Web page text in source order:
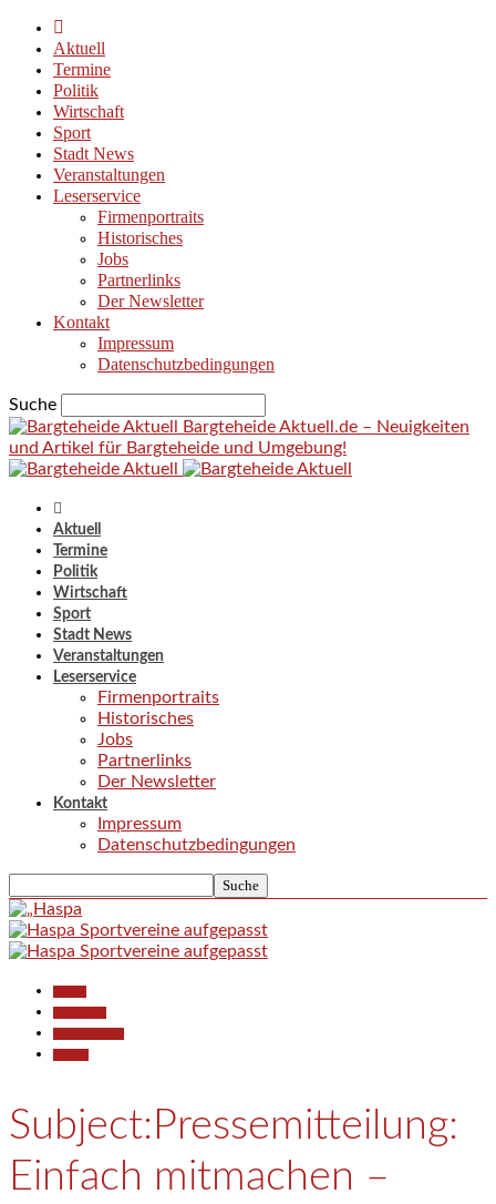
Aktuell
Termine
Politik
Wirtschaft
Sport
Stadt News
Veranstaltungen
Leserservice
Firmenportraits
Historisches
Jobs
Partnerlinks
Der Newsletter
Kontakt
Impressum
Datenschutzbedingungen
Suche
Bargteheide Aktuell.de – Neuigkeiten
und Artikel für Bargteheide und Umgebung!
Aktuell
Termine
Politik
Wirtschaft
Sport
Stadt News
Veranstaltungen
Leserservice
Firmenportraits
Historisches
Jobs
Partnerlinks
Der Newsletter
Kontakt
Impressum
Datenschutzbedingungen
Subject:Pressemitteilung:
Einfach mitmachen –